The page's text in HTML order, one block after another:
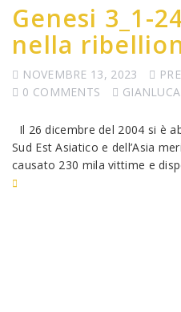
Genesi 3_1-
nella
NOVEMBRE 13, 2023
0 COMMENTS
GIANLUCA
Il 26 dicembre del 2004 si è
Sud Est Asiatico e dell’Asia
causato 230 mila vittime e